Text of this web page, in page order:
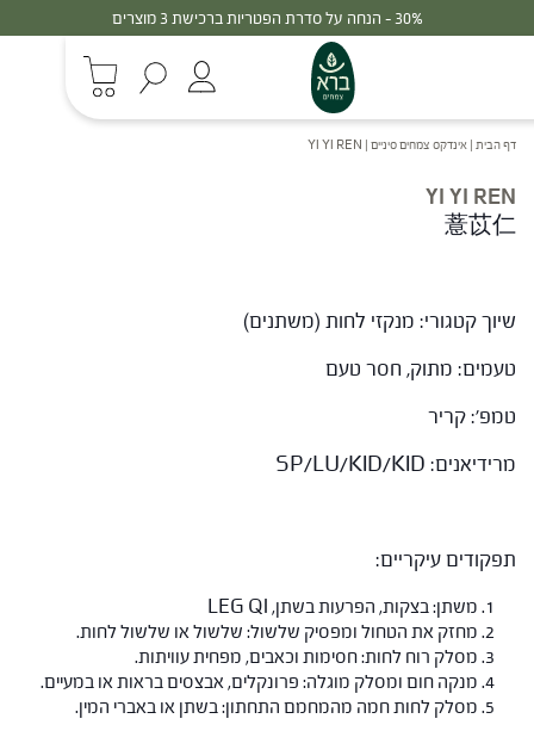
30% - הנחה על סדרת הפטריות ברכישת 3 מוצרים
דף הבית | אינדקס צמחים סיניים |
YI YI REN
YI YI REN
薏苡仁
שיוך קטגורי: מנקזי לחות (משתנים)
טעמים: מתוק, חסר טעם
טמפ': קריר
מרידיאנים: SP/LU/KID/KID
תפקודים עיקריים:
משתן: בצקות, הפרעות בשתן, LEG QI
מחזק את הטחול ומפסיק שלשול: שלשול או שלשול לחות.
מסלק רוח לחות: חסימות וכאבים, מפחית עוויתות.
מנקה חום ומסלק מוגלה: פרונקלים, אבצסים בראות או במעיים.
מסלק לחות חמה מהמחמם התחתון: בשתן או באברי המין.